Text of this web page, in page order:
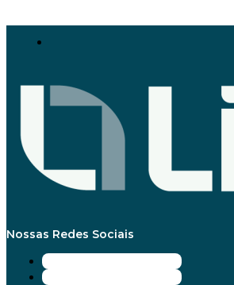
Nossas Redes Sociais